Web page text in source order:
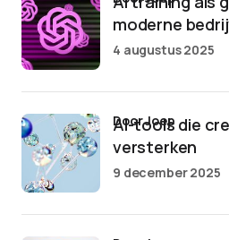
moderne
4 augustus 2025
AI-tools die
versterken
door Joep
9 december 2025